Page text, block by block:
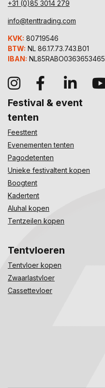
+31 (0)85 3014 279
info@tenttrading.com
KVK: 80719546
BTW: NL 86.17.73.743.B01
IBAN: NL85RABO0363653465
Festival & event
tenten
Feesttent
Evenementen tenten
Pagodetenten
Unieke festivaltent kopen
Boogtent
Kadertent
Aluhal kopen
Tentzeilen kopen
Tentvloeren
Tentvloer kopen
Zwaarlastvloer
Cassettevloer